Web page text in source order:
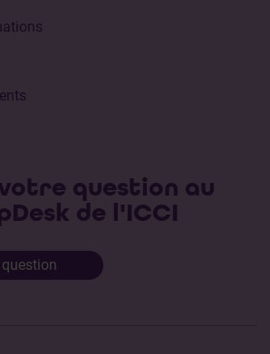
question au
de l'ICCI